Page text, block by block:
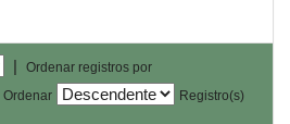
|
Ordenar registros por
Ordenar
Registro(s)